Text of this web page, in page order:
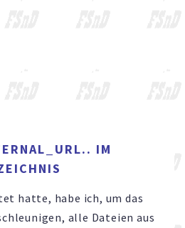
IM
habe ich, um das
alle Dateien aus